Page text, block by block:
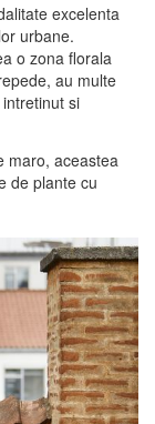
excelenta
urbane.
o zona florala
au multe
si
maro, aceastea
de plante cu